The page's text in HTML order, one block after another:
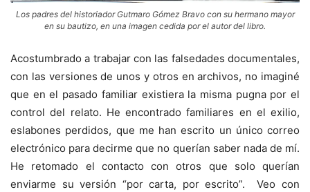
Los padres del historiador Gutmaro Gómez Bravo con su hermano mayor
en su bautizo, en una imagen cedida por el autor del libro.
Acostumbrado a trabajar con las falsedades documentales,
con las versiones de unos y otros en archivos, no imaginé
que en el pasado familiar existiera la misma pugna por el
control del relato. He encontrado familiares en el exilio,
eslabones perdidos, que me han escrito un único correo
electrónico para decirme que no querían saber nada de mí.
He retomado el contacto con otros que solo querían
enviarme su versión “por carta, por escrito”. Veo con